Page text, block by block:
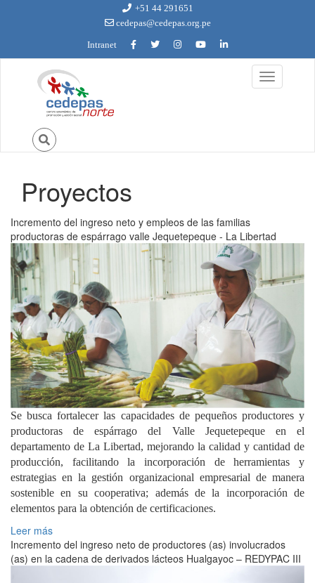
+51 44 291651
cedepas@cedepas.org.pe
Intranet
Toggle
navigation
Usted está aquí
Proyectos
Incremento del ingreso neto y empleos de las familias
productoras de espárrago valle Jequetepeque - La Libertad
Se busca fortalecer las capacidades de pequeños productores y
productoras de espárrago del Valle Jequetepeque en el
departamento de La Libertad, mejorando la calidad y cantidad de
producción, facilitando la incorporación de herramientas y
estrategias en la gestión organizacional empresarial de manera
sostenible en su cooperativa; además de la incorporación de
elementos para la obtención de certificaciones.
Leer más
Incremento del ingreso neto de productores (as) involucrados
(as) en la cadena de derivados lácteos Hualgayoc – REDYPAC III